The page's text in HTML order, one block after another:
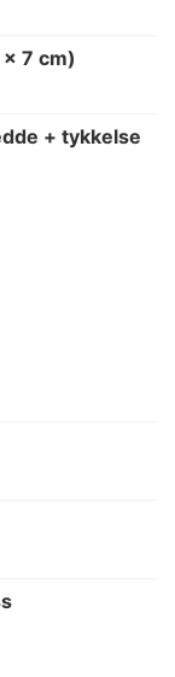
7 cm)
+ tykkelse